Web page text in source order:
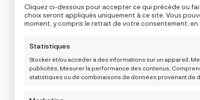
navigation ou des ID uniques sur ce site et afficher des
personnalisées. Ne pas consentir ou retirer son
fonctionnalités et fonctions.
Cliquez ci-dessous pour accepter ce qui précède ou
choix seront appliqués uniquement à ce site. Vous
moment, y compris le retrait de votre consentement,
Statistiques
Stocker et/ou accéder à des informations sur un appareil,
publicités, Mesurer la performance des contenus,
statistiques ou de combinaisons de données provenant de